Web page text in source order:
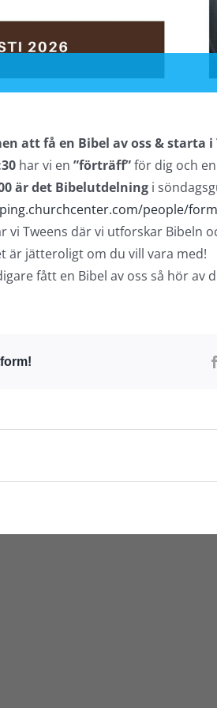
att få en Bibel av oss & starta i
har vi en ”förträff”för dig och
är det Bibelutdelning i
people/
vi Tweens där vi utforskar Bibeln
är jätteroligt om du vill vara med!
fått en Bibel av oss så hör av